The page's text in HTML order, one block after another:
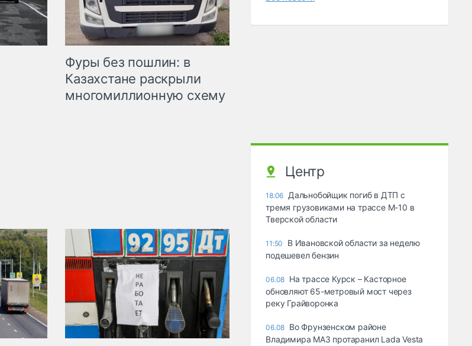
Фуры без пошлин: в
Казахстане раскрыли
многомиллионную схему
Центр
18:06 Дальнобойщик погиб в ДТП с
тремя грузовиками на трассе М-10 в
Тверской области
11:50
В Ивановской области за неделю
подешевел бензин
06.08 На трассе Курск – Касторное
обновляют 65-метровый мост через
реку Грайворонка
06.08 Во Фрунзенском районе
Владимира МАЗ протаранил Lada Vesta